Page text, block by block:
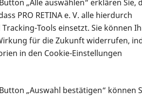
„Alle auswählen“ erklären Sie,
PRO RETINA e. V. alle hierdurch
Tools einsetzt. Sie können
für die Zukunft widerrufen,
in den Cookie-Einstellungen
„Auswahl bestätigen“ können